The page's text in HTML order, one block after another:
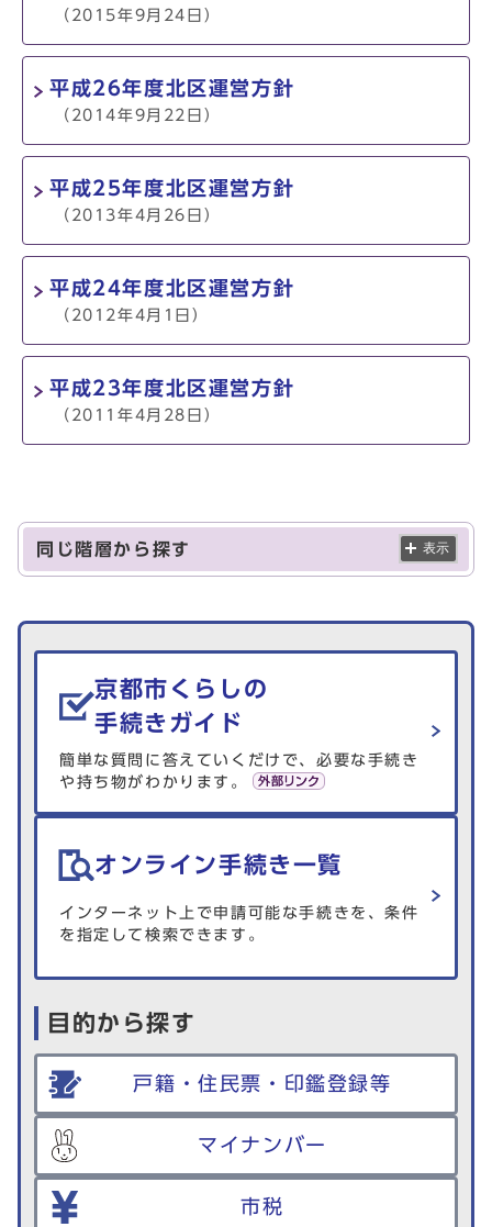
（2015年9月24日）
平成26年度北区運営方針
（2014年9月22日）
平成25年度北区運営方針
（2013年4月26日）
平成24年度北区運営方針
（2012年4月1日）
平成23年度北区運営方針
（2011年4月28日）
同じ階層から探す 表示
生活情報を探す
京都市くらしの
手続きガイド
簡単な質問に答えていくだけで、必要な手続き
や持ち物がわかります。
オンライン手続き一覧
インターネット上で申請可能な手続きを、条件
を指定して検索できます。
目的から探す
戸籍・住民票・印鑑登録等
マイナンバー
市税